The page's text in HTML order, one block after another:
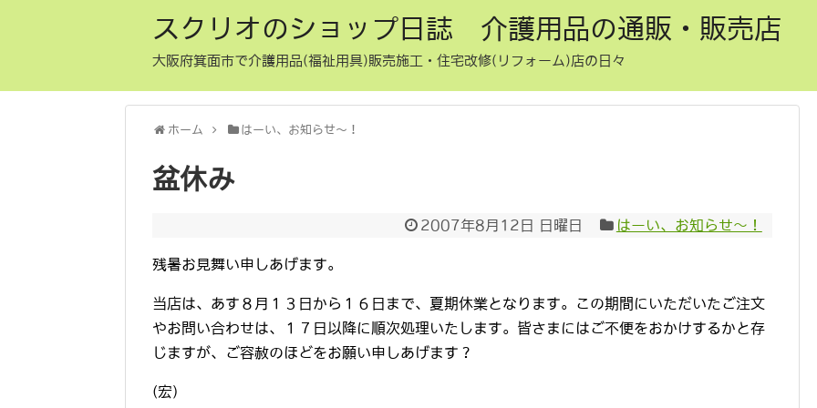
スクリオのショップ日誌 介護用品の通販・販売店
大阪府箕面市で介護用品(福祉用具)販売施工・住宅改修(リフォーム)店の日々
ホーム はーい、お知らせ〜！
盆休み
2007年8月12日 日曜日 はーい、お知らせ〜！
残暑お見舞い申しあげます。
当店は、あす８月１３日から１６日まで、夏期休業となります。この期間にいただいたご注文
やお問い合わせは、１７日以降に順次処理いたします。皆さまにはご不便をおかけするかと存
じますが、ご容赦のほどをお願い申しあげます？
(宏)